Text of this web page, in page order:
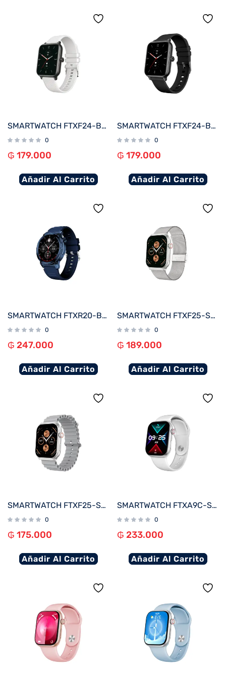
SMARTWATCH FTXF24-BW 50MM NEGRO/GRIS 20MM ANDROID/IOS/BT/FREC. CARD
0
₲ 179.000
Añadir Al Carrito
SMARTWATCH FTXF24-BB 50MM NEGRO ANDROID/IOS/BT/FREC. CARD
0
₲ 179.000
Añadir Al Carrito
SMARTWATCH FTXR20-BB 57MM AZUL ANDROID/IOS/BT/FREC. CARD
0
₲ 247.000
Añadir Al Carrito
SMARTWATCH FTXF25-SVSM 50MM PLATA METAL ANDROID/IOS/BT/FREC. CARD
0
₲ 189.000
Añadir Al Carrito
SMARTWATCH FTXF25-SVG 50MM PLATA/GRIS ANDROID/IOS/BT/FREC. CARD
0
₲ 175.000
Añadir Al Carrito
SMARTWATCH FTXA9C-SVW 46MM PLATA/GRIS ANDROID/IOS/BT/FREC. CARD
0
₲ 233.000
Añadir Al Carrito